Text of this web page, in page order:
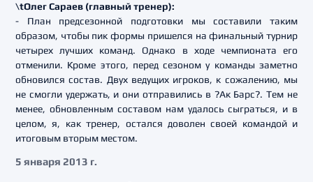
\tОлег Сараев (главный тренер):
- План предсезонной подготовки мы составили таким
образом, чтобы пик формы пришелся на финальный турнир
четырех лучших команд. Однако в ходе чемпионата его
отменили. Кроме этого, перед сезоном у команды заметно
обновился состав. Двух ведущих игроков, к сожалению, мы
не смогли удержать, и они отправились в ?Ак Барс?. Тем не
менее, обновленным составом нам удалось сыграться, и в
целом, я, как тренер, остался доволен своей командой и
итоговым вторым местом.
5 января 2013 г.